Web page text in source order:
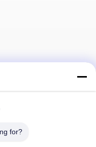
를 구독하세요.
for?